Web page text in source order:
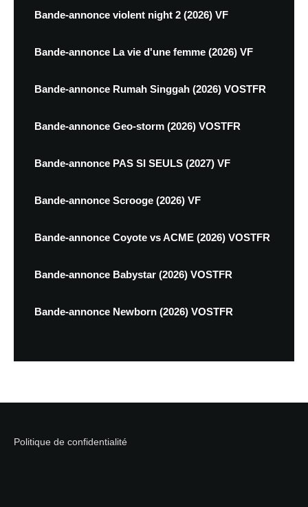
Bande-annonce violent night 2 (2026) VF
Bande-annonce La vie d'une femme (2026) VF
Bande-annonce Rumah Singgah (2026) VOSTFR
Bande-annonce Geo-storm (2026) VOSTFR
Bande-annonce PAS SI SEULS (2027) VF
Bande-annonce Scrooge (2026) VF
Bande-annonce Coyote vs ACME (2026) VOSTFR
Bande-annonce Babystar (2026) VOSTFR
Bande-annonce Newborn (2026) VOSTFR
Politique de confidentialité